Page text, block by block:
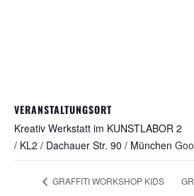
VERANSTALTUNGSORT
Kreativ Werkstatt im KUNSTLABOR 2
/ KL2 / Dachauer Str. 90 / München
GRAFFITI WORKSHOP KIDS